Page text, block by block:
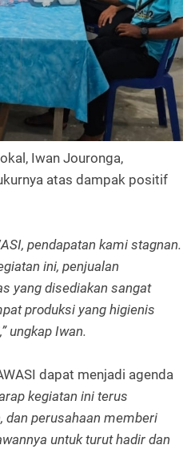
Iwan Jouronga,
atas dampak positif
pendapatan kami stagnan.
ini, penjualan
yang disediakan sangat
produksi yang higienis
ungkap Iwan.
dapat menjadi agenda
kegiatan ini terus
dan perusahaan memberi
untuk turut hadir dan